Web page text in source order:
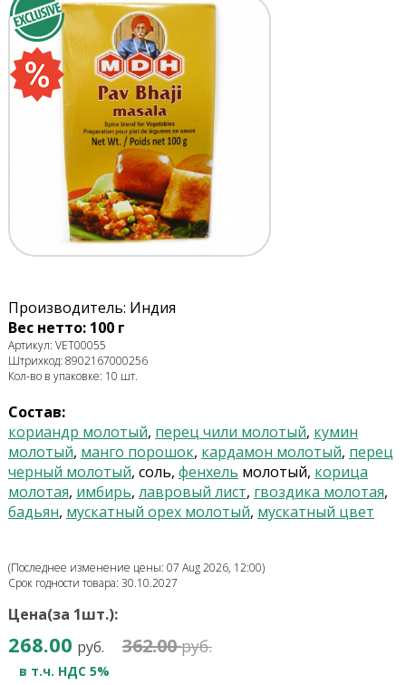
Производитель: Индия
Вес нетто: 100 г
Артикул: VET00055
Штрихкод: 8902167000256
Кол-во в упаковке: 10 шт.
Состав:
кориандр молотый, перец чили молотый, кумин
молотый, манго порошок, кардамон молотый, перец
черный молотый, соль, фенхель молотый, корица
молотая, имбирь, лавровый лист, гвоздика молотая,
бадьян, мускатный орех молотый, мускатный цвет
(Последнее изменение цены: 07 Aug 2026, 12:00)
Срок годности товара: 30.10.2027
Цена(за 1шт.):
268.00 руб. 362.00руб.
в т.ч. НДС 5%